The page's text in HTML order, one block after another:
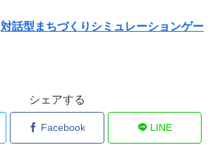
対話型まちづくりシミュレーションゲー
シェアする
Facebook LINE